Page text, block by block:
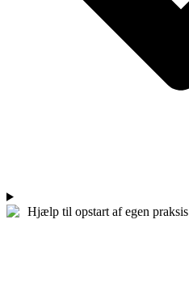
Hjælp til opstart af egen praksis